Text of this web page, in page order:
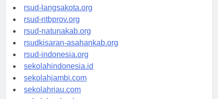
rsudtpi-kepriprov.org
rsud-langsakota.org
rsud-ntbprov.org
rsud-natunakab.org
rsudkisaran-asahankab.org
rsud-indonesia.org
sekolahindonesia.id
sekolahjambi.com